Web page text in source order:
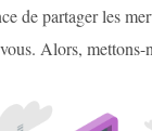
de partager les
Alors, mettons-